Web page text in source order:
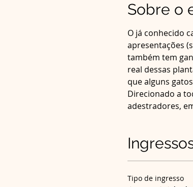
Sobre o
O já conhecido
apresentações
também tem
real dessas
que alguns
Direcionado a
adestradores,
Tipo de ingresso